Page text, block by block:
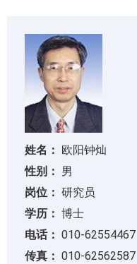
姓名： 欧阳钟灿
性别： 男
岗位： 研究员
学历： 博士
电话： 010-62554467
传真： 010-62562587